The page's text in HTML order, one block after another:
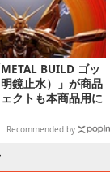
BUILD ゴッ
鏡止水）」が商品
クトも本商品用に
様
Recommended by